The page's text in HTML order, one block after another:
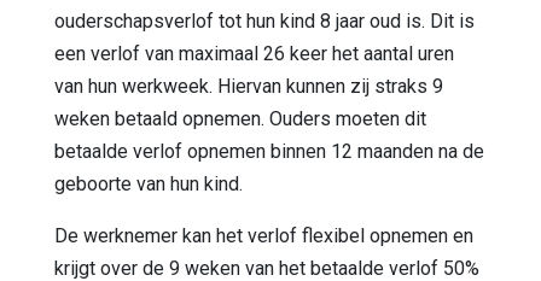
ouderschapsverlof tot hun kind 8 jaar oud is. Dit is
een verlof van maximaal 26 keer het aantal uren
van hun werkweek. Hiervan kunnen zij straks 9
weken betaald opnemen. Ouders moeten dit
betaalde verlof opnemen binnen 12 maanden na de
geboorte van hun kind.
De werknemer kan het verlof flexibel opnemen en
krijgt over de 9 weken van het betaalde verlof 50%